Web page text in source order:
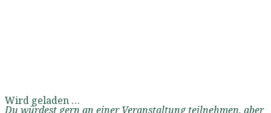
Wird geladen …
Du würdest gern an einer Veranstaltung teilnehmen, aber